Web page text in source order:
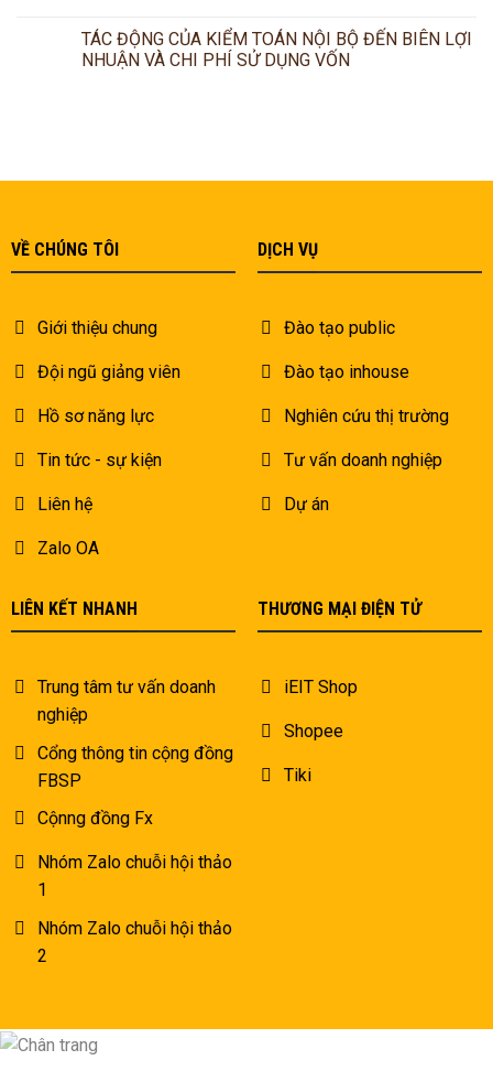
TÁC ĐỘNG CỦA KIỂM TOÁN NỘI BỘ ĐẾN BIÊN LỢI
NHUẬN VÀ CHI PHÍ SỬ DỤNG VỐN
VỀ CHÚNG TÔI
Giới thiệu chung
Đội ngũ giảng viên
Hồ sơ năng lực
Tin tức - sự kiện
Liên hệ
Zalo OA
DỊCH VỤ
Đào tạo public
Đào tạo inhouse
Nghiên cứu thị trường
Tư vấn doanh nghiệp
Dự án
LIÊN KẾT NHANH
Trung tâm tư vấn doanh
nghiệp
Cổng thông tin cộng đồng
FBSP
Cộnng đồng Fx
Nhóm Zalo chuỗi hội thảo
1
Nhóm Zalo chuỗi hội thảo
2
THƯƠNG MẠI ĐIỆN TỬ
iEIT Shop
Shopee
Tiki